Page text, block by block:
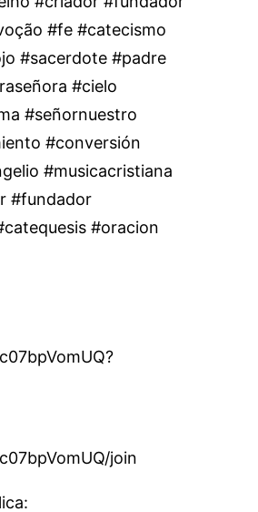
#fe #catecismo
#sacerdote #padre
#cielo
#señornuestro
#conversión
#musicacristiana
#fundador
#oracion
join